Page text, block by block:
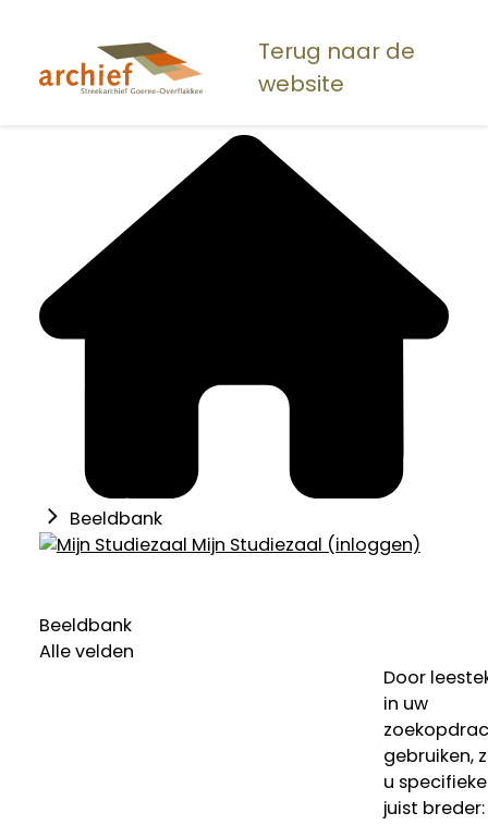
naar
Terug naar de
website
Beeldbank
Mijn Studiezaal (inloggen)
Beeldbank
Alle velden
Door
in uw
gebruiken,
u
juist breder: